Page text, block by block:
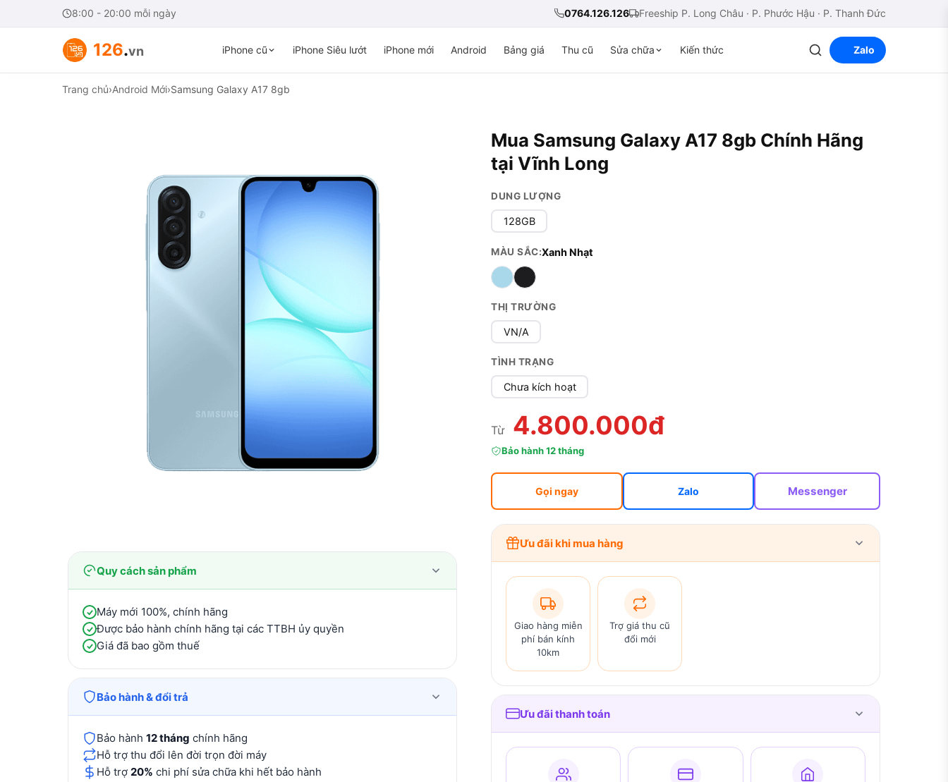
8:00 - 20:00 mỗi ngày 0764.126.126 Freeship P. Long Châu · P. Phước Hậu · P. Thanh Đức
126.vn iPhone cũ iPhone Siêu lướt iPhone mới Android Bảng giá Thu cũ Sửa chữa Kiến thức Zalo
Trang chủ›Android Mới›Samsung Galaxy A17 8gb
Mua Samsung Galaxy A17 8gb Chính Hãng
tại Vĩnh Long
DUNG LƯỢNG
128GB
MÀU SẮC:Xanh Nhạt
THỊ TRƯỜNG
VN/A
TÌNH TRẠNG
Chưa kích hoạt
Từ 4.800.000đ
Bảo hành 12 tháng
Gọi ngay Zalo Messenger
Ưu đãi khi mua hàng
Giao hàng miễn
phí bán kính
10km
Trợ giá thu cũ
đổi mới
Ưu đãi thanh toán
Quy cách sản phẩm
Máy mới 100%, chính hãng
Được bảo hành chính hãng tại các TTBH ủy quyền
Giá đã bao gồm thuế
Bảo hành & đổi trả
Bảo hành 12 tháng chính hãng
Hỗ trợ thu đổi lên đời trọn đời máy
Hỗ trợ 20% chi phí sửa chữa khi hết bảo hành